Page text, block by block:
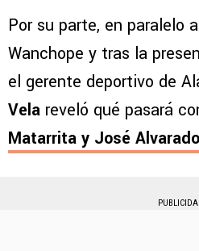
Por su parte, en paralelo
Wanchope y tras la
el gerente deportivo de
Vela reveló qué pasará
Matarrita y José Alvarado